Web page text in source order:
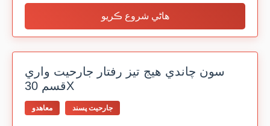
هاڻي شروع ڪريو
سون چاندي هيج تيز رفتار جارحيت واري
قسم 30X
معاهدو جارحيت پسند